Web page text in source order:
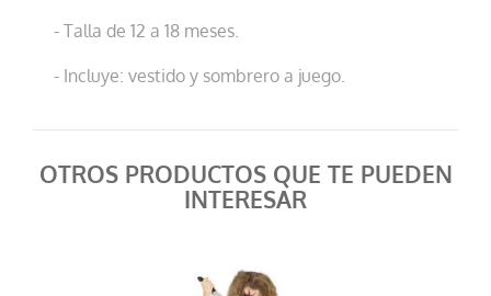
- Talla de 12 a 18 meses.
- Incluye: vestido y sombrero a juego.
OTROS PRODUCTOS QUE TE PUEDEN
INTERESAR